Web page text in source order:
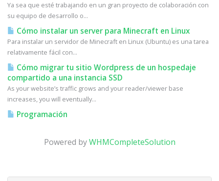
Ya sea que esté trabajando en un gran proyecto de colaboración con
su equipo de desarrollo o...
Cómo instalar un server para Minecraft en Linux
Para instalar un servidor de Minecraft en Linux (Ubuntu) es una tarea
relativamente fácil con...
Cómo migrar tu sitio Wordpress de un hospedaje
compartido a una instancia SSD
As your website’s traffic grows and your reader/viewer base
increases, you will eventually...
Programación
Powered byWHMCompleteSolution